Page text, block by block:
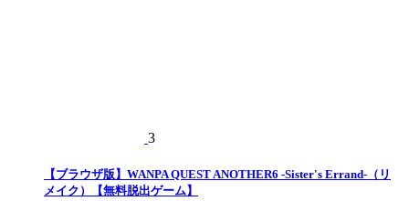
3
【ブラウザ版】WANPA QUEST ANOTHER6 -Sister's Errand-（リ
メイク）【無料脱出ゲーム】